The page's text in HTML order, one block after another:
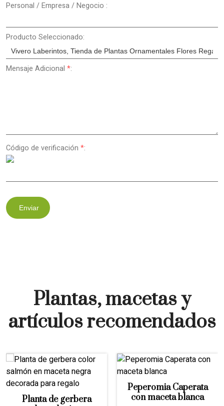
Personal / Empresa / Negocio :
Producto Seleccionado:
Mensaje Adicional *:
Código de verificación *:
Enviar
Plantas, macetas y
artículos recomendados
Planta de gerbera
Peperomia Caperata
con maceta blanca